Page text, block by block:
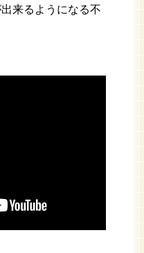
来るようになる不